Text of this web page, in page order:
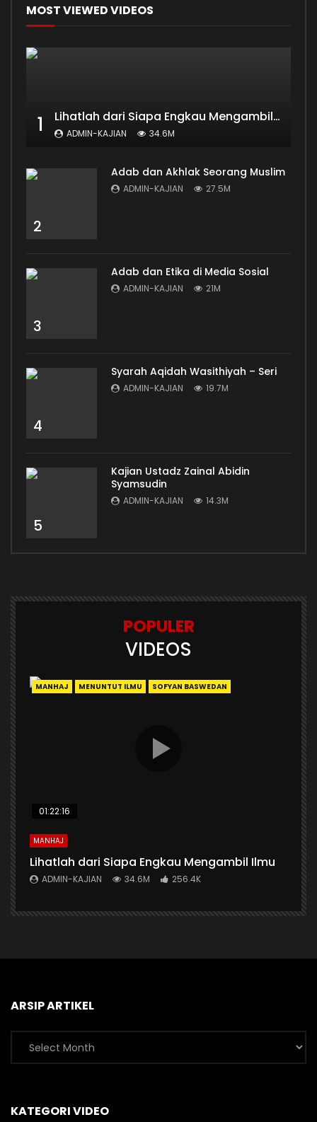
MOST VIEWED VIDEOS
1 Lihatlah dari Siapa Engkau Mengambil Ilmu
ADMIN-KAJIAN 34.6M
2
Adab dan Akhlak Seorang Muslim
ADMIN-KAJIAN 27.5M
3
Adab dan Etika di Media Sosial
ADMIN-KAJIAN 21M
4
Syarah Aqidah Wasithiyah – Seri
ADMIN-KAJIAN 19.7M
5
Kajian Ustadz Zainal Abidin
Syamsudin
ADMIN-KAJIAN 14.3M
POPULER
VIDEOS
MANHAJ MENUNTUT ILMU SOFYAN BASWEDAN
01:22:16
MANHAJ
Lihatlah dari Siapa Engkau Mengambil Ilmu
ADMIN-KAJIAN 34.6M 256.4K
ARSIP ARTIKEL
Arsip
Artikel
KATEGORI VIDEO